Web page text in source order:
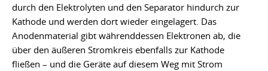
durch den Elektrolyten und den Separator hindurch zur
Kathode und werden dort wieder eingelagert. Das
Anodenmaterial gibt währenddessen Elektronen ab, die
über den äußeren Stromkreis ebenfalls zur Kathode
fließen – und die Geräte auf diesem Weg mit Strom